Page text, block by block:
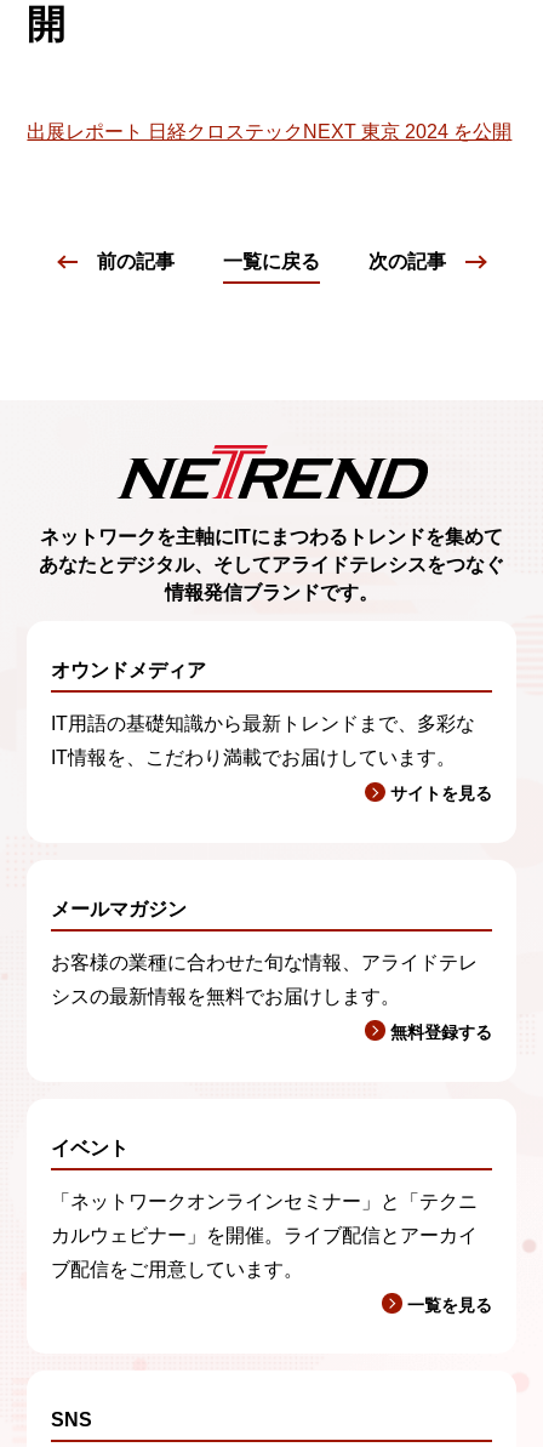
開
出展レポート 日経クロステックNEXT 東京 2024 を公開
前の記事 一覧に戻る 次の記事
ネットワークを主軸に ITにまつわるトレンドを集めて
あなたとデジタル、 そしてアライドテレシスをつなぐ
情報発信ブランドです。
オウンドメディア
IT用語の基礎知識から最新トレンドまで、多彩な
IT情報を、こだわり満載でお届けしています。
サイトを見る
メールマガジン
お客様の業種に合わせた旬な情報、アライドテレ
シスの最新情報を無料でお届けします。
無料登録する
イベント
「ネットワークオンラインセミナー」と「テクニ
カルウェビナー」を開催。ライブ配信とアーカイ
ブ配信をご用意しています。
一覧を見る
SNS